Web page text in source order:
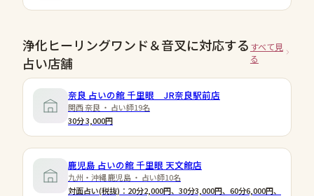
浄化ヒーリングワンド＆音叉に対応する
占い店舗
すべて見
る
奈良 占いの館 千里眼 JR奈良駅前店
関西 奈良 ・ 占い師19名
30分 3,000円
鹿児島 占いの館 千里眼 天文館店
九州・沖縄 鹿児島 ・ 占い師10名
対面占い(税抜)：20分2,000円、30分3,000円、60分6,000円、